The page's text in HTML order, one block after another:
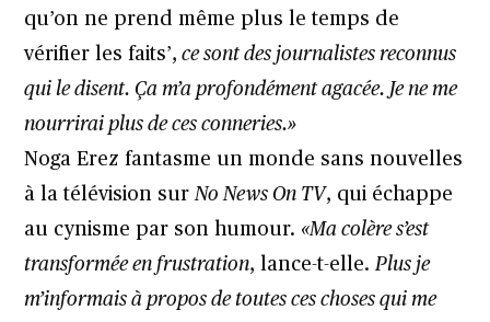
qu’on ne prend même plus le temps de
vérifier les faits’, ce sont des journalistes reconnus
qui le disent. Ça m’a profondément agacée. Je ne me
nourrirai plus de ces conneries.»
Noga Erez fantasme un monde sans nouvelles
à la télévision surNo News On TV, qui échappe
au cynisme par son humour. «Ma colère s’est
transformée en frustration, lance-t-elle.Plus je
m’informais à propos de toutes ces choses qui me